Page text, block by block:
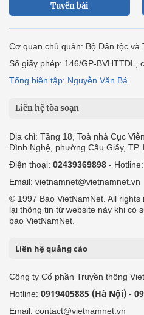
Tuyến bài
Cơ quan chủ quản: Bộ Dân tộc và
Số giấy phép: 146/GP-BVHTTDL,
Tổng biên tập: Nguyễn Văn Bá
Liên hệ tòa soạn
Địa chỉ: Tầng 18, Toà nhà Cục
Đình Nghệ, phường Cầu Giấy, TP.
Điện thoại: 02439369898 - Hotline:
Email: vietnamnet@vietnamnet.vn
© 1997 Báo VietNamNet. All
lại thông tin từ website này khi có
báo VietNamNet.
Liên hệ quảng cáo
Công ty Cổ phần Truyền thông
Hotline: 0919405885 (Hà Nội) -
Email: contact@vietnamnet.vn